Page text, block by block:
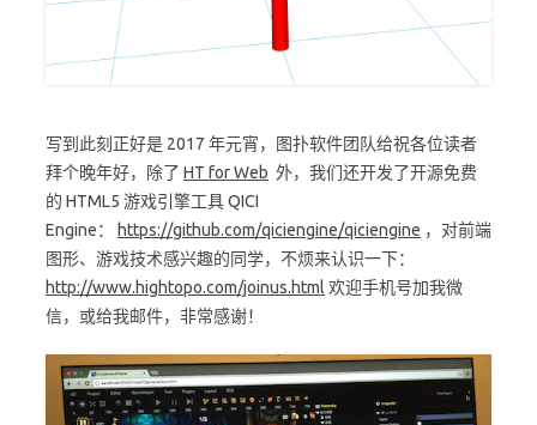
写到此刻正好是 2017 年元宵，图扑软件团队给祝各位读者
拜个晚年好，除了 HT for Web 外，我们还开发了开源免费
的 HTML5 游戏引擎工具 QICI
Engine：
https://github.com/qiciengine/qiciengine ，对前端
图形、游戏技术感兴趣的同学，不烦来认识一下：
http://www.hightopo.com/joinus.html 欢迎手机号加我微
信，或给我邮件，非常感谢！